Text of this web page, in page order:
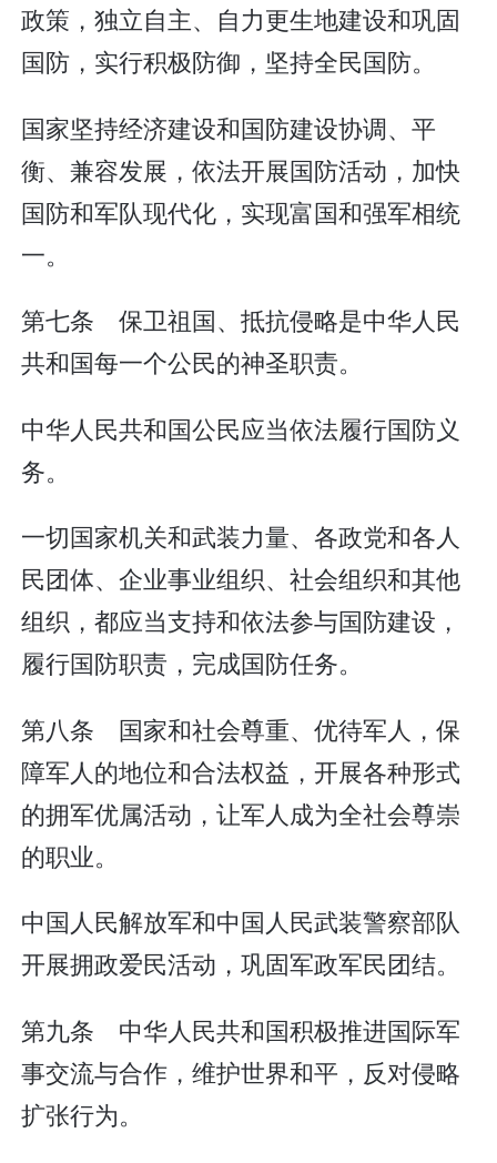
政策，独立自主、自力更生地建设和巩固
国防，实行积极防御，坚持全民国防。
国家坚持经济建设和国防建设协调、平
衡、兼容发展，依法开展国防活动，加快
国防和军队现代化，实现富国和强军相统
一。
第七条 保卫祖国、抵抗侵略是中华人民
共和国每一个公民的神圣职责。
中华人民共和国公民应当依法履行国防义
务。
一切国家机关和武装力量、各政党和各人
民团体、企业事业组织、社会组织和其他
组织，都应当支持和依法参与国防建设，
履行国防职责，完成国防任务。
第八条 国家和社会尊重、优待军人，保
障军人的地位和合法权益，开展各种形式
的拥军优属活动，让军人成为全社会尊崇
的职业。
中国人民解放军和中国人民武装警察部队
开展拥政爱民活动，巩固军政军民团结。
第九条 中华人民共和国积极推进国际军
事交流与合作，维护世界和平，反对侵略
扩张行为。